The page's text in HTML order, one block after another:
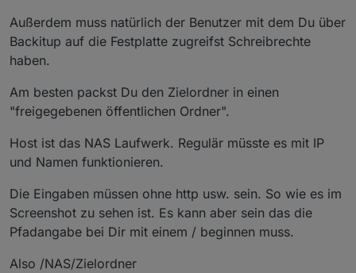
Außerdem muss natürlich der Benutzer mit dem Du über
Backitup auf die Festplatte zugreifst Schreibrechte
haben.
Am besten packst Du den Zielordner in einen
"freigegebenen öffentlichen Ordner".
Host ist das NAS Laufwerk. Regulär müsste es mit IP
und Namen funktionieren.
Die Eingaben müssen ohne http usw. sein. So wie es im
Screenshot zu sehen ist. Es kann aber sein das die
Pfadangabe bei Dir mit einem / beginnen muss.
Also /NAS/Zielordner